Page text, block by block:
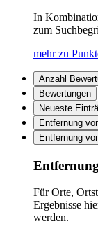
In
zum
mehr zu
Anzahl
Bewertungen
Neueste
Entfernung
Entfernung
Für Orte,
Ergebnisse
werden.